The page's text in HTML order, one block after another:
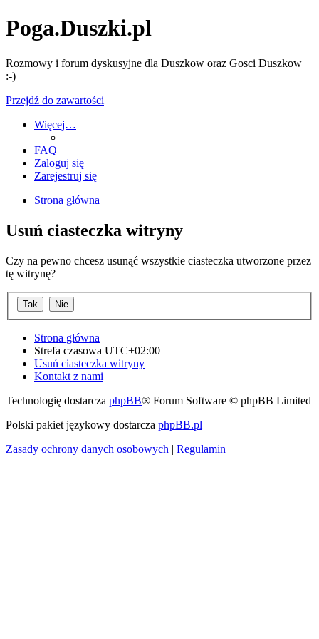
Poga.Duszki.pl
Rozmowy i forum dyskusyjne dla Duszkow oraz Gosci Duszkow
:-)
Przejdź do zawartości
Więcej…
FAQ
Zaloguj się
Zarejestruj się
Strona główna
Usuń ciasteczka witryny
Czy na pewno chcesz usunąć wszystkie ciasteczka utworzone przez
tę witrynę?
Strona główna
Strefa czasowa UTC+02:00
Usuń ciasteczka witryny
Kontakt z nami
Technologię dostarcza phpBB® Forum Software © phpBB Limited
Polski pakiet językowy dostarcza phpBB.pl
Zasady ochrony danych osobowych | Regulamin